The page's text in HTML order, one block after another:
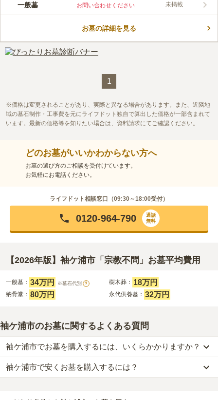
この霊園はまだ誰からも評価されていません。
一般墓 お問い合わせください 未掲載
お墓の詳細を見る
1
価格は変更されることがあり、実際と異なる場合があります。また、近隣地
域の墓石制作・工事費を元にライフドット独自で算出した価格が一部含まれて
います。最新の価格等を知りたい場合は、資料請求にてご確認ください。
どのお墓がいいかわからない方へ
お墓の選び方のご相談を受付けています。
お気軽にお電話ください。
ライフドット相談窓口（09:30～18:00受付）
0120-964-790
通話
無料
【2026年版】袖ケ浦市「宗教不問」お墓平均費用
一般墓： 34万円 ※墓石代別 ? 樹木葬： 18万円
納骨堂： 80万円 永代供養墓： 32万円
袖ケ浦市のお墓に関するよくある質問
袖ケ浦市でお墓を購入するには、いくらかかりますか？
袖ケ浦市での購入費用の目安は、一般墓が約208万円、樹木葬が約
36万円、納骨堂が約80万円、永代供養墓が約32万円です。
袖ケ浦市で安くお墓を購入するには？